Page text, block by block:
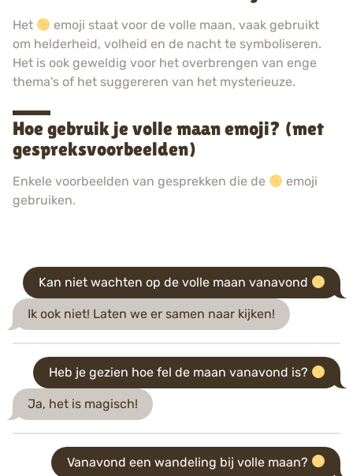
Het
emoji staat voor de volle maan, vaak gebruikt
om helderheid, volheid en de nacht te symboliseren.
Het is ook geweldig voor het overbrengen van enge
thema's of het suggereren van het mysterieuze.
Hoe gebruik je volle maan emoji? (met
gespreksvoorbeelden)
Enkele voorbeelden van gesprekken die de
emoji
gebruiken.
Kan niet wachten op de volle maan vanavond
Ik ook niet! Laten we er samen naar kijken!
Heb je gezien hoe fel de maan vanavond is?
Ja, het is magisch!
Vanavond een wandeling bij volle maan?